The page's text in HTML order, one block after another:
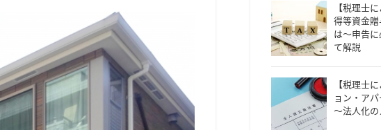
【税理士
得等資金
は～申告
て解説
【税理士
ョン・ア
～法人化の